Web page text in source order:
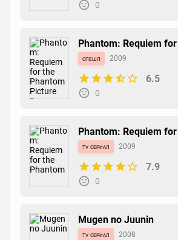
0
Phantom: Requiem
Picture Drama
спешл 2009
6.5
0
Phantom: Requiem
tv сериал 2009
7.9
0
Mugen no Juunin
tv сериал 2008